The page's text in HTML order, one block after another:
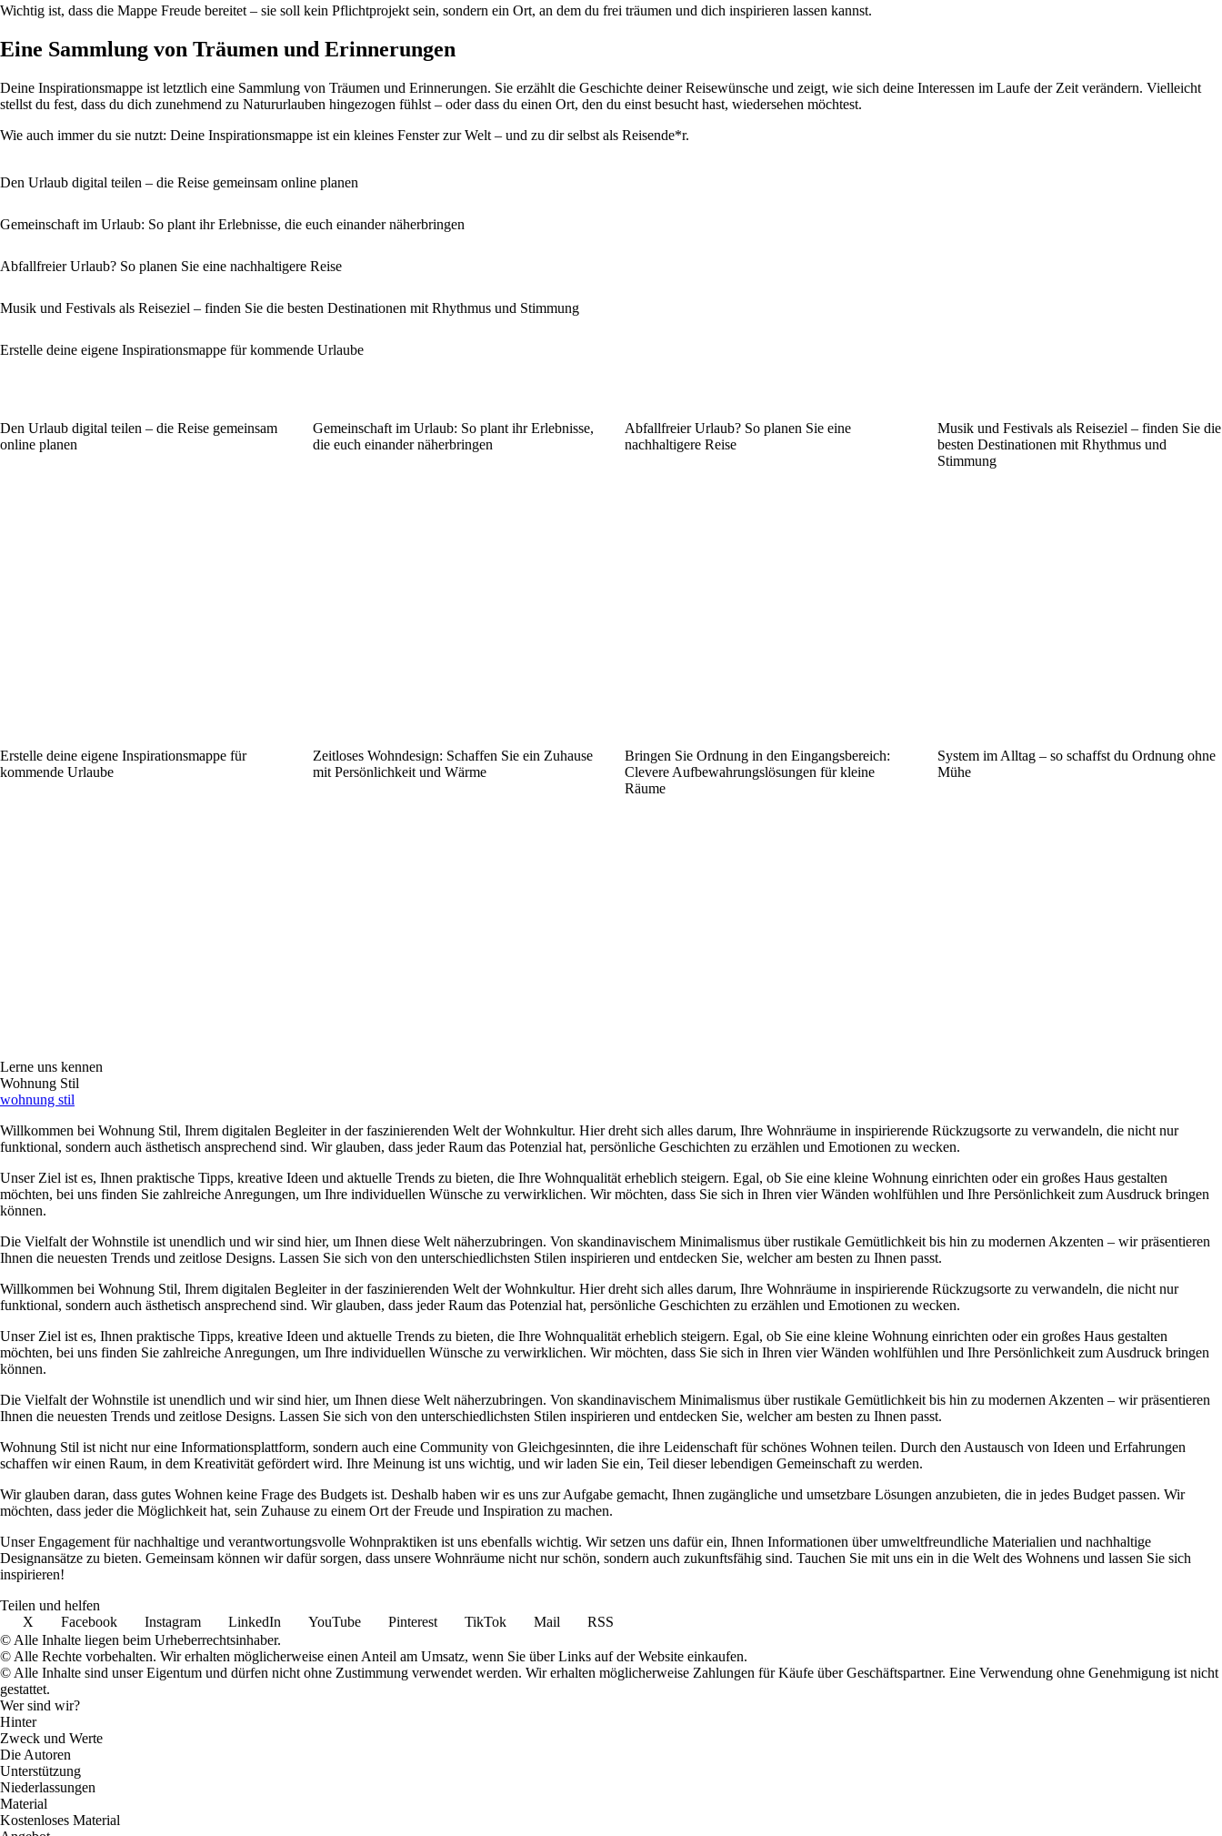
Wichtig ist, dass die Mappe Freude bereitet – sie soll kein Pflichtprojekt sein, sondern ein Ort, an dem du frei träumen und dich inspirieren lassen kannst.
Eine Sammlung von Träumen und Erinnerungen
Deine Inspirationsmappe ist letztlich eine Sammlung von Träumen und Erinnerungen. Sie erzählt die Geschichte deiner Reisewünsche und zeigt, wie sich deine Interessen im Laufe der Zeit verändern. Vielleicht
stellst du fest, dass du dich zunehmend zu Natururlauben hingezogen fühlst – oder dass du einen Ort, den du einst besucht hast, wiedersehen möchtest.
Wie auch immer du sie nutzt: Deine Inspirationsmappe ist ein kleines Fenster zur Welt – und zu dir selbst als Reisende*r.
Den Urlaub digital teilen – die Reise gemeinsam online planen
Gemeinschaft im Urlaub: So plant ihr Erlebnisse, die euch einander näherbringen
Abfallfreier Urlaub? So planen Sie eine nachhaltigere Reise
Musik und Festivals als Reiseziel – finden Sie die besten Destinationen mit Rhythmus und Stimmung
Erstelle deine eigene Inspirationsmappe für kommende Urlaube
Den Urlaub digital teilen – die Reise gemeinsam
online planen
Gemeinschaft im Urlaub: So plant ihr Erlebnisse,
die euch einander näherbringen
Abfallfreier Urlaub? So planen Sie eine
nachhaltigere Reise
Musik und Festivals als Reiseziel – finden Sie die
besten Destinationen mit Rhythmus und
Stimmung
Erstelle deine eigene Inspirationsmappe für
kommende Urlaube
Zeitloses Wohndesign: Schaffen Sie ein Zuhause
mit Persönlichkeit und Wärme
Bringen Sie Ordnung in den Eingangsbereich:
Clevere Aufbewahrungslösungen für kleine
Räume
System im Alltag – so schaffst du Ordnung ohne
Mühe
Lerne uns kennen
Wohnung Stil
wohnung stil
Willkommen bei Wohnung Stil, Ihrem digitalen Begleiter in der faszinierenden Welt der Wohnkultur. Hier dreht sich alles darum, Ihre Wohnräume in inspirierende Rückzugsorte zu verwandeln, die nicht nur
funktional, sondern auch ästhetisch ansprechend sind. Wir glauben, dass jeder Raum das Potenzial hat, persönliche Geschichten zu erzählen und Emotionen zu wecken.
Unser Ziel ist es, Ihnen praktische Tipps, kreative Ideen und aktuelle Trends zu bieten, die Ihre Wohnqualität erheblich steigern. Egal, ob Sie eine kleine Wohnung einrichten oder ein großes Haus gestalten
möchten, bei uns finden Sie zahlreiche Anregungen, um Ihre individuellen Wünsche zu verwirklichen. Wir möchten, dass Sie sich in Ihren vier Wänden wohlfühlen und Ihre Persönlichkeit zum Ausdruck bringen
können.
Die Vielfalt der Wohnstile ist unendlich und wir sind hier, um Ihnen diese Welt näherzubringen. Von skandinavischem Minimalismus über rustikale Gemütlichkeit bis hin zu modernen Akzenten – wir präsentieren
Ihnen die neuesten Trends und zeitlose Designs. Lassen Sie sich von den unterschiedlichsten Stilen inspirieren und entdecken Sie, welcher am besten zu Ihnen passt.
Willkommen bei Wohnung Stil, Ihrem digitalen Begleiter in der faszinierenden Welt der Wohnkultur. Hier dreht sich alles darum, Ihre Wohnräume in inspirierende Rückzugsorte zu verwandeln, die nicht nur
funktional, sondern auch ästhetisch ansprechend sind. Wir glauben, dass jeder Raum das Potenzial hat, persönliche Geschichten zu erzählen und Emotionen zu wecken.
Unser Ziel ist es, Ihnen praktische Tipps, kreative Ideen und aktuelle Trends zu bieten, die Ihre Wohnqualität erheblich steigern. Egal, ob Sie eine kleine Wohnung einrichten oder ein großes Haus gestalten
möchten, bei uns finden Sie zahlreiche Anregungen, um Ihre individuellen Wünsche zu verwirklichen. Wir möchten, dass Sie sich in Ihren vier Wänden wohlfühlen und Ihre Persönlichkeit zum Ausdruck bringen
können.
Die Vielfalt der Wohnstile ist unendlich und wir sind hier, um Ihnen diese Welt näherzubringen. Von skandinavischem Minimalismus über rustikale Gemütlichkeit bis hin zu modernen Akzenten – wir präsentieren
Ihnen die neuesten Trends und zeitlose Designs. Lassen Sie sich von den unterschiedlichsten Stilen inspirieren und entdecken Sie, welcher am besten zu Ihnen passt.
Wohnung Stil ist nicht nur eine Informationsplattform, sondern auch eine Community von Gleichgesinnten, die ihre Leidenschaft für schönes Wohnen teilen. Durch den Austausch von Ideen und Erfahrungen
schaffen wir einen Raum, in dem Kreativität gefördert wird. Ihre Meinung ist uns wichtig, und wir laden Sie ein, Teil dieser lebendigen Gemeinschaft zu werden.
Wir glauben daran, dass gutes Wohnen keine Frage des Budgets ist. Deshalb haben wir es uns zur Aufgabe gemacht, Ihnen zugängliche und umsetzbare Lösungen anzubieten, die in jedes Budget passen. Wir
möchten, dass jeder die Möglichkeit hat, sein Zuhause zu einem Ort der Freude und Inspiration zu machen.
Unser Engagement für nachhaltige und verantwortungsvolle Wohnpraktiken ist uns ebenfalls wichtig. Wir setzen uns dafür ein, Ihnen Informationen über umweltfreundliche Materialien und nachhaltige
Designansätze zu bieten. Gemeinsam können wir dafür sorgen, dass unsere Wohnräume nicht nur schön, sondern auch zukunftsfähig sind. Tauchen Sie mit uns ein in die Welt des Wohnens und lassen Sie sich
inspirieren!
Teilen und helfen
X
Facebook Instagram LinkedIn YouTube Pinterest TikTok Mail
RSS
© Alle Inhalte liegen beim Urheberrechtsinhaber.
© Alle Rechte vorbehalten. Wir erhalten möglicherweise einen Anteil am Umsatz, wenn Sie über Links auf der Website einkaufen.
© Alle Inhalte sind unser Eigentum und dürfen nicht ohne Zustimmung verwendet werden. Wir erhalten möglicherweise Zahlungen für Käufe über Geschäftspartner. Eine Verwendung ohne Genehmigung ist nicht
gestattet.
Wer sind wir?
Hinter
Zweck und Werte
Die Autoren
Unterstützung
Niederlassungen
Material
Kostenloses Material